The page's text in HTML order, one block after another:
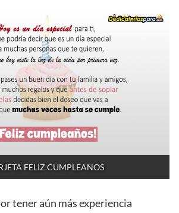
FELIZ CUMPLEAÑOS
tener aún más experiencia